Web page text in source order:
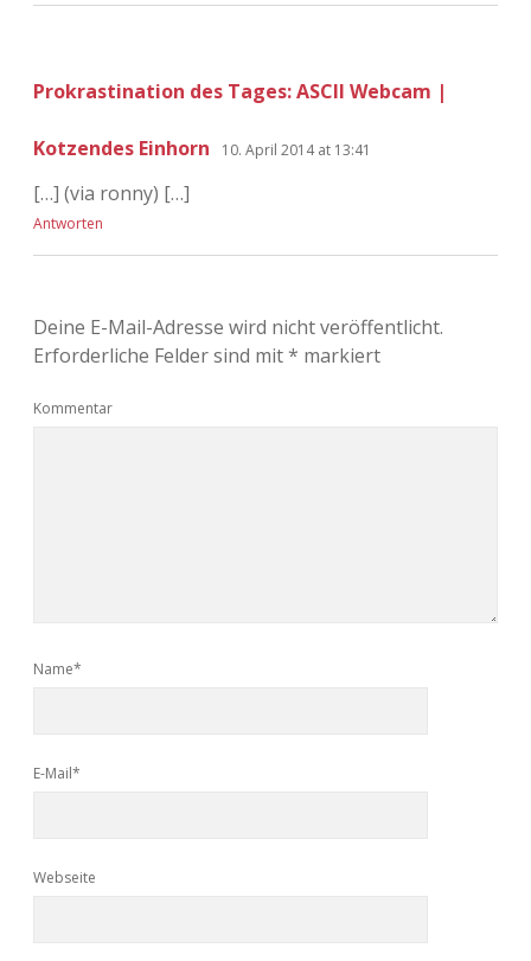
Prokrastination des Tages: ASCII Webcam |
Kotzendes Einhorn 10. April 2014 at 13:41
[…] (via ronny) […]
Antworten
Deine E-Mail-Adresse wird nicht veröffentlicht.
Erforderliche Felder sind mit* markiert
Kommentar
Name*
E-Mail*
Webseite